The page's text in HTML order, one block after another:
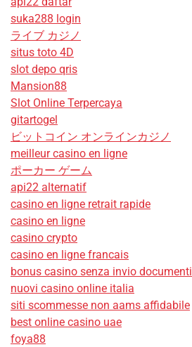
suka288 login
ライブ カジノ
situs toto 4D
slot depo qris
Mansion88
Slot Online Terpercaya
gitartogel
ビットコイン オンラインカジノ
meilleur casino en ligne
ポーカー ゲーム
api22 alternatif
casino en ligne retrait rapide
casino en ligne
casino crypto
casino en ligne francais
bonus casino senza invio documenti
nuovi casino online italia
siti scommesse non aams affidabile
best online casino uae
foya88